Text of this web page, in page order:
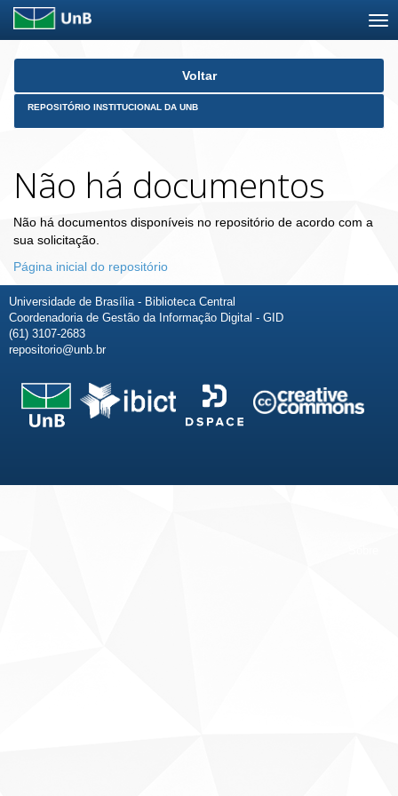
Skip
Voltar
REPOSITÓRIO INSTITUCIONAL DA UNB
Não há documentos
Não há documentos disponíveis no repositório de acordo com a
sua solicitação.
Página inicial do repositório
Universidade de Brasília - Biblioteca Central
Coordenadoria de Gestão da Informação Digital - GID
(61) 3107-2683
repositorio@unb.br